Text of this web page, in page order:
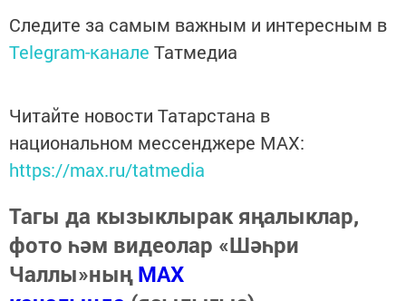
Следите за самым важным и интересным в
Telegram-канале Татмедиа
Читайте новости Татарстана в
национальном мессенджере MАХ:
https://max.ru/tatmedia
Тагы да кызыклырак яңалыклар,
фото һәм видеолар «Шәһри
Чаллы»ныңMAX